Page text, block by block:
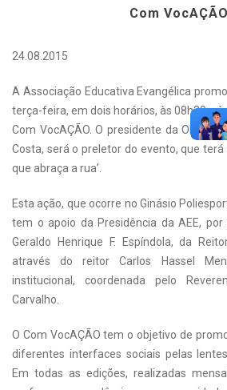
Com VocAÇÃO
24.08.2015
A Associação Educativa Evangélica
terça-feira, em dois horários, às 08h30 e
Com VocAÇÃO. O presidente da ONG
Costa, será o preletor do evento, que
que abraça a rua’.
Esta ação, que ocorre no Ginásio
tem o apoio da Presidência da AEE, por
Geraldo Henrique F. Espíndola, da
através do reitor Carlos Hassel
institucional, coordenada pelo
Carvalho.
O Com VocAÇÃO tem o objetivo de
diferentes interfaces sociais pelas
Em todas as edições, realizadas